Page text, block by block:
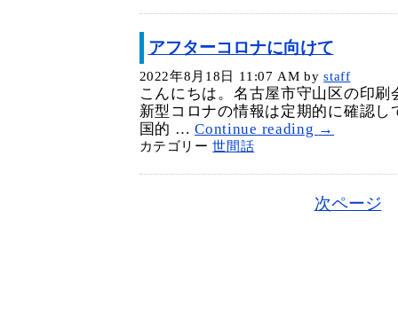
アフターコロナに向けて
2022年8月18日 11:07 AM by staff
こんにちは。名古屋市守山区の印
新型コロナの情報は定期的に確認し
国的 …Continue reading →
カテゴリー世間話
次ページ